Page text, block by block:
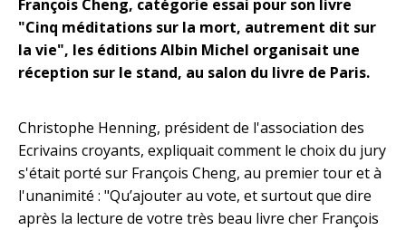
François Cheng, catégorie essai pour son livre
"Cinq méditations sur la mort, autrement dit sur
la vie", les éditions Albin Michel organisait une
réception sur le stand, au salon du livre de Paris.
Christophe Henning, président de l'association des
Ecrivains croyants, expliquait comment le choix du jury
s'était porté sur François Cheng, au premier tour et à
l'unanimité : "Qu’ajouter au vote, et surtout que dire
après la lecture de votre très beau livre cher François